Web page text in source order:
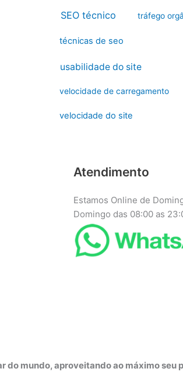
SEO técnico tráfego
técnicas de seo
usabilidade do site
velocidade de carregamento
velocidade do site
Atendimento
Estamos Online de
Domingo das 08:00 as
do mundo, aproveitando ao máximo seu